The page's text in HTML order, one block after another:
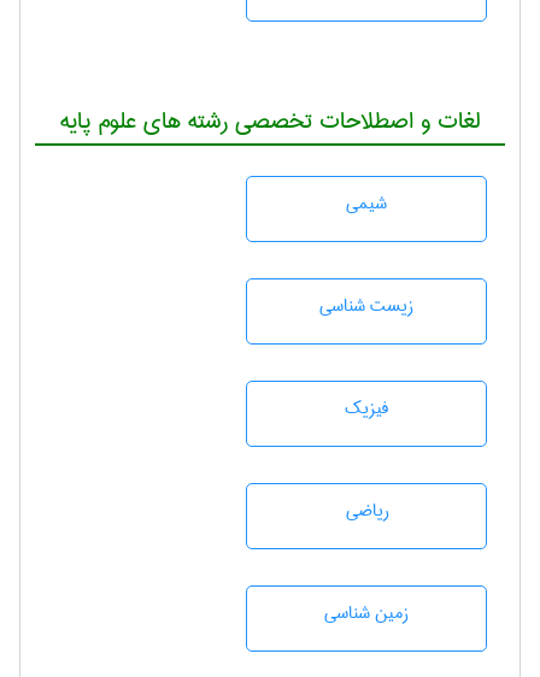
لغات و اصطلاحات تخصصی رشته های علوم پایه
شيمی
زيست شناسی
فیزیک
رياضی
زمين شناسی